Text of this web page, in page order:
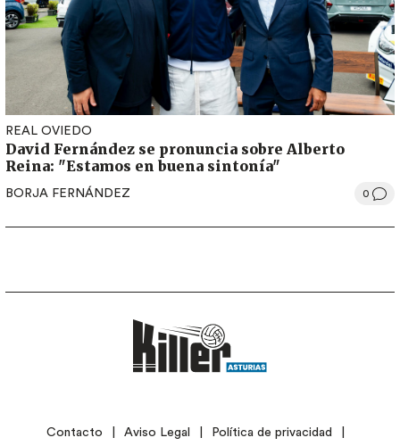
REAL OVIEDO
David Fernández se pronuncia sobre Alberto
Reina: "Estamos en buena sintonía"
BORJA FERNÁNDEZ 0
LEGALContacto Aviso Legal Política de privacidad